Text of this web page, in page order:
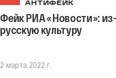
АНТИФЕЙК
Фейк РИА «Новости»:
русскую культуру
2 марта 2022 г.